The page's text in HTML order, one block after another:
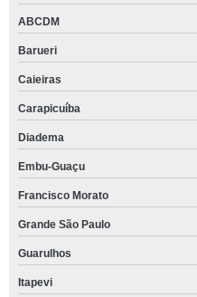
ABCDM
Barueri
Caieiras
Carapicuíba
Diadema
Embu-Guaçu
Francisco Morato
Grande São Paulo
Guarulhos
Itapevi